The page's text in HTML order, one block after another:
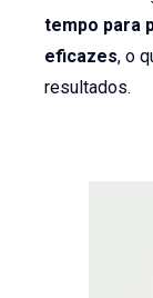
tempo para
eficazes, o
resultados.